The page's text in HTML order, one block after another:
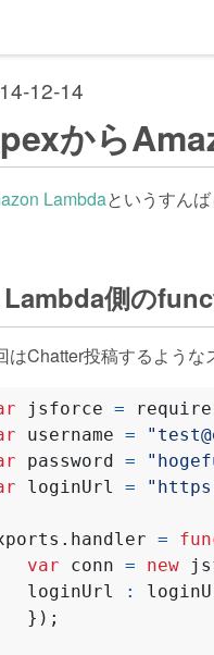
12-14
から
Lambdaというすん
側の
はChatter投稿するような
jsforce = require
username =
password =
loginUrl =
. handler =
var
conn = new
loginUrl
:
});